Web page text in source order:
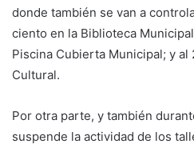
donde también se van a
ciento en la Biblioteca
Piscina Cubierta Municipal; y
Cultural.
Por otra parte, y también
suspende la actividad de los